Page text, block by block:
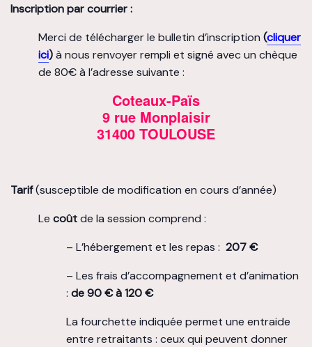
Inscription par courrier :
Merci de télécharger le bulletin d’inscription (cliquer
ici)à nous renvoyer rempli et signé avec un chèque
de 80€ à l’adresse suivante :
Coteaux-Païs
9 rue Monplaisir
31400 TOULOUSE
Tarif(susceptible de modification en cours d’année)
Le coûtde la session comprend :
– L’hébergement et les repas : 207 €
– Les frais d’accompagnement et d’animation
: de 90 € à 120 €
La fourchette indiquée permet une entraide
entre retraitants : ceux qui peuvent donner